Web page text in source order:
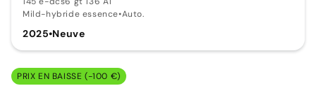
Mild-hybride essence•Auto.
2025•Neuve
PRIX EN BAISSE (-100 €)